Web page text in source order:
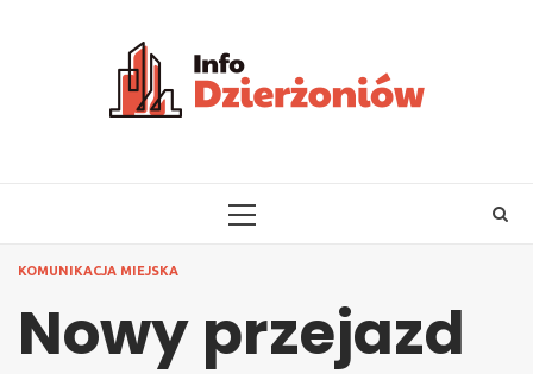
PRIMARY
KOMUNIKACJA MIEJSKA
Nowy przejazd